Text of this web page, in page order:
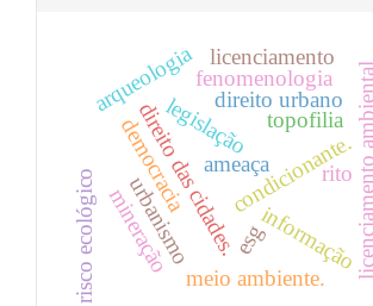
esg
direito das cidades.
ameaça
legislação
condicionante.
rito
arqueologia direito urbano
democracia
meio ambiente.
urbanismo informação
topofilia
fenomenologia
licenciamento
mineração
risco ecológico